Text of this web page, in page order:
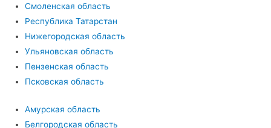
Смоленская область
Республика Татарстан
Нижегородская область
Ульяновская область
Пензенская область
Псковская область
Амурская область
Белгородская область